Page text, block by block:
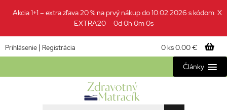
Akcia 1+1 – extra zľava 20 % na prvý nákup do 10.02.2026 s kódom
EXTRA20 0d 0h 0m 0s
X
Prihlásenie | Registrácia 0 ks0.00 €
Články